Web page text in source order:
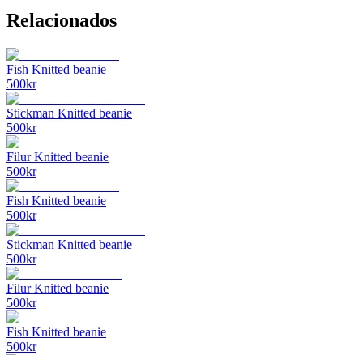
Relacionados
Fish Knitted beanie
500kr
Stickman Knitted beanie
500kr
Filur Knitted beanie
500kr
Fish Knitted beanie
500kr
Stickman Knitted beanie
500kr
Filur Knitted beanie
500kr
Fish Knitted beanie
500kr